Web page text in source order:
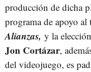
producción de dicha
programa de apoyo
Alianzas, y la
Jon Cortázar,
del videojuego, es